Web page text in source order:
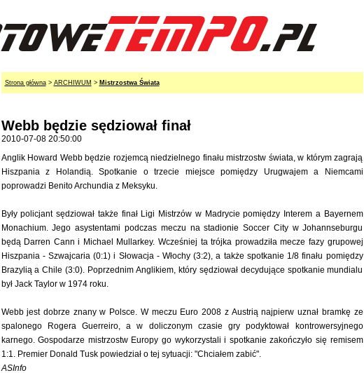
Strona główna> ARCHIWUM > Mistrzostwa Świata
Webb będzie sędziował finał
2010-07-08 20:50:00
Anglik Howard Webb będzie rozjemcą niedzielnego finału mistrzostw świata, w którym zagrają
Hiszpania z Holandią. Spotkanie o trzecie miejsce pomiędzy Urugwajem a Niemcami
poprowadzi Benito Archundia z Meksyku.
Były policjant sędziował także finał Ligi Mistrzów w Madrycie pomiędzy Interem a Bayernem
Monachium. Jego asystentami podczas meczu na stadionie Soccer City w Johannseburgu
będą Darren Cann i Michael Mullarkey. Wcześniej ta trójka prowadziła mecze fazy grupowej
Hiszpania - Szwajcaria (0:1) i Słowacja - Włochy (3:2), a także spotkanie 1/8 finału pomiędzy
Brazylią a Chile (3:0). Poprzednim Anglikiem, który sędziował decydujące spotkanie mundialu
był Jack Taylor w 1974 roku.
Webb jest dobrze znany w Polsce. W meczu Euro 2008 z Austrią najpierw uznał bramkę ze
spalonego Rogera Guerreiro, a w doliczonym czasie gry podyktował kontrowersyjnego
karnego. Gospodarze mistrzostw Europy go wykorzystali i spotkanie zakończyło się remisem
1:1. Premier Donald Tusk powiedział o tej sytuacji: "Chciałem zabić".
ASInfo